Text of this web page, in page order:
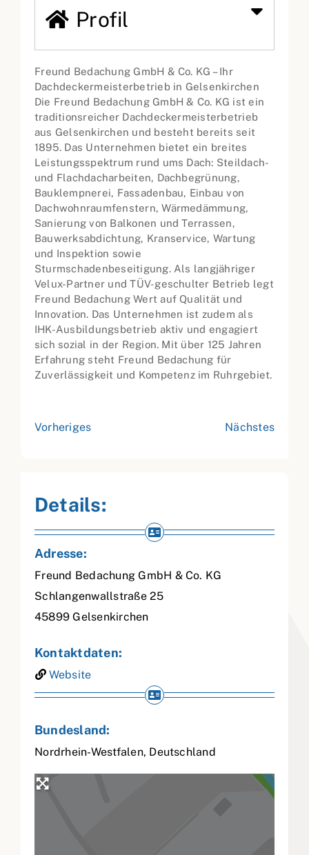
Profil
Freund Bedachung GmbH & Co. KG – Ihr
Dachdeckermeisterbetrieb in Gelsenkirchen
Die Freund Bedachung GmbH & Co. KG ist ein
traditionsreicher Dachdeckermeisterbetrieb
aus Gelsenkirchen und besteht bereits seit
1895. Das Unternehmen bietet ein breites
Leistungsspektrum rund ums Dach: Steildach-
und Flachdacharbeiten, Dachbegrünung,
Bauklempnerei, Fassadenbau, Einbau von
Dachwohnraumfenstern, Wärmedämmung,
Sanierung von Balkonen und Terrassen,
Bauwerksabdichtung, Kranservice, Wartung
und Inspektion sowie
Sturmschadenbeseitigung. Als langjähriger
Velux-Partner und TÜV-geschulter Betrieb legt
Freund Bedachung Wert auf Qualität und
Innovation. Das Unternehmen ist zudem als
IHK-Ausbildungsbetrieb aktiv und engagiert
sich sozial in der Region. Mit über 125 Jahren
Erfahrung steht Freund Bedachung für
Zuverlässigkeit und Kompetenz im Ruhrgebiet.
Vorheriges Nächstes
Details:
Adresse:
Freund Bedachung GmbH & Co. KG
Schlangenwallstraße 25
45899 Gelsenkirchen
Kontaktdaten:
Website
Bundesland:
Nordrhein-Westfalen, Deutschland